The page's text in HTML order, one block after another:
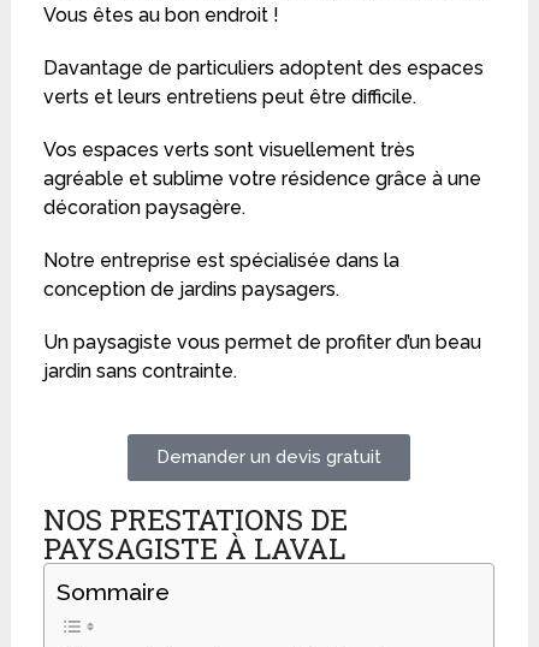
Vous êtes au bon endroit !
Davantage de particuliers adoptent des espaces
verts et leurs entretiens peut être difficile.
Vos espaces verts sont visuellement très
agréable et sublime votre résidence grâce à une
décoration paysagère.
Notre entreprise est spécialisée dans la
conception de jardins paysagers.
Un paysagiste vous permet de profiter d’un beau
jardin sans contrainte.
Demander un devis gratuit
NOS PRESTATIONS DE
PAYSAGISTE À LAVAL
Sommaire